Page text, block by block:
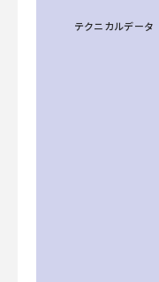
テクニカルデータ